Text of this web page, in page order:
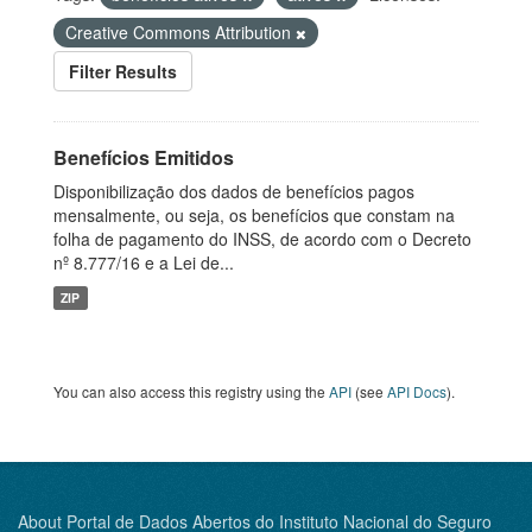
Creative Commons Attribution
Filter Results
Benefícios Emitidos
Disponibilização dos dados de benefícios pagos
mensalmente, ou seja, os benefícios que constam na
folha de pagamento do INSS, de acordo com o Decreto
nº 8.777/16 e a Lei de...
ZIP
You can also access this registry using the API (see API Docs).
About Portal de Dados Abertos do Instituto Nacional do Seguro